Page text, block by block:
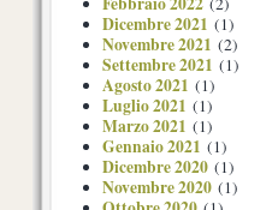
Dicembre 2021 (1)
Novembre 2021 (2)
Settembre 2021 (1)
Agosto 2021 (1)
Luglio 2021 (1)
Marzo 2021 (1)
Gennaio 2021 (1)
Dicembre 2020 (1)
Novembre 2020 (1)